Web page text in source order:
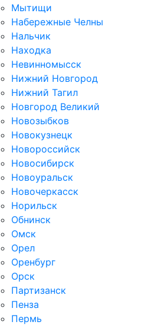
Мытищи
Набережные Челны
Нальчик
Находка
Невинномысск
Нижний Новгород
Нижний Тагил
Новгород Великий
Новозыбков
Новокузнецк
Новороссийск
Новосибирск
Новоуральск
Новочеркасск
Норильск
Обнинск
Омск
Орел
Оренбург
Орск
Партизанск
Пенза
Пермь